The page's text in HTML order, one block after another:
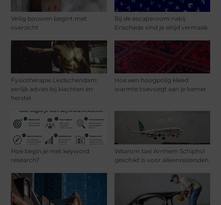
Veilig bouwen begint met
overzicht
Bij de escaperoom nabij
Enschede vind je altijd vermaak
Fysiotherapie Leidschendam:
eerlijk advies bij klachten en
herstel
Hoe een hoogpolig kleed
warmte toevoegt aan je kamer
Hoe begin je met keyword
research?
Waarom taxi Arnhem Schiphol
geschikt is voor alleenreizenden